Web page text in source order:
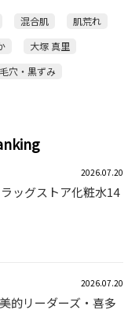
混合肌
肌荒れ
大塚 真里
毛穴・黒ずみ
2026.07.20
ラッグストア化粧水14
2026.07.20
的リーダーズ・喜多